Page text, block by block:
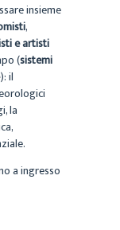
insieme
,
eartisti
(sistemi
): il
la
a ingresso